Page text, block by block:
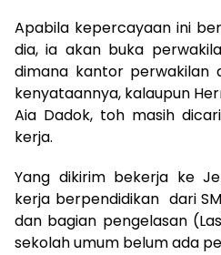
Apabila kepercayaan ini
dia, ia akan buka
dimana kantor perwakilan
kenyataannya, kalaupun
Aia Dadok, toh masih
kerja.
Yang dikirim bekerja ke
kerja berpendidikan dari
dan bagian pengelasan
sekolah umum belum ada